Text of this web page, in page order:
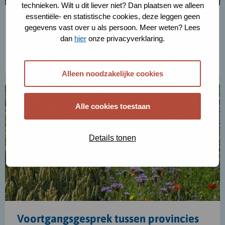
technieken. Wilt u dit liever niet? Dan plaatsen we alleen
essentiële- en statistische cookies, deze leggen geen
gegevens vast over u als persoon. Meer weten? Lees
dan hier onze privacyverklaring.
Alleen noodzakelijke cookies
Alle cookies toestaan
Details tonen
Betalingen aan het collectief en
deelnemers
Voortgangsgesprek tussen provincies
Lees
meer
over
Voortgangsgesprek
tussen
provincies
en
collectieven